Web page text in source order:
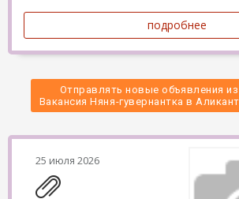
подробнее
Отправлять новые объявления из
Вакансия Няня-гувернантка в
25 июля 2026